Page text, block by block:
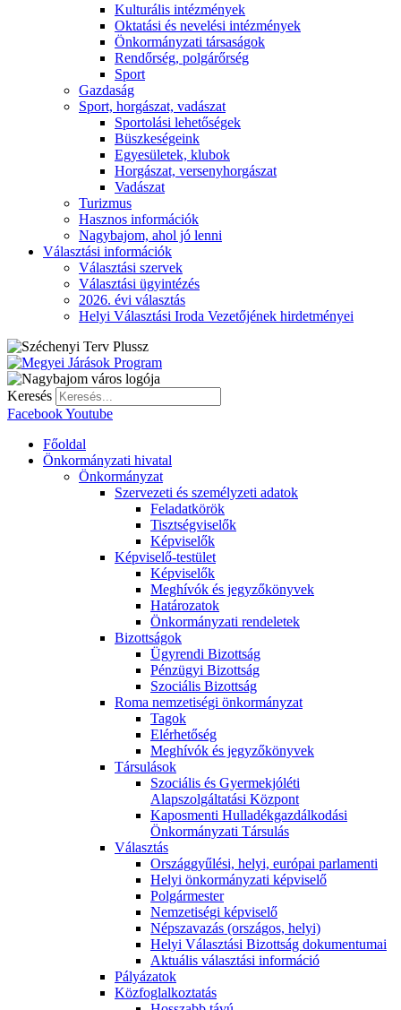
Kulturális intézmények
Oktatási és nevelési intézmények
Önkormányzati társaságok
Rendőrség, polgárőrség
Sport
Gazdaság
Sport, horgászat, vadászat
Sportolási lehetőségek
Büszkeségeink
Egyesületek, klubok
Horgászat, versenyhorgászat
Vadászat
Turizmus
Hasznos információk
Nagybajom, ahol jó lenni
Választási információk
Választási szervek
Választási ügyintézés
2026. évi választás
Helyi Választási Iroda Vezetőjének hirdetményei
Keresés
FacebookYoutube
Főoldal
Önkormányzati hivatal
Önkormányzat
Szervezeti és személyzeti adatok
Feladatkörök
Tisztségviselők
Képviselők
Képviselő-testület
Képviselők
Meghívók és jegyzőkönyvek
Határozatok
Önkormányzati rendeletek
Bizottságok
Ügyrendi Bizottság
Pénzügyi Bizottság
Szociális Bizottság
Roma nemzetiségi önkormányzat
Tagok
Elérhetőség
Meghívók és jegyzőkönyvek
Társulások
Szociális és Gyermekjóléti
Alapszolgáltatási Központ
Kaposmenti Hulladékgazdálkodási
Önkormányzati Társulás
Választás
Országgyűlési, helyi, európai parlamenti
Helyi önkormányzati képviselő
Polgármester
Nemzetiségi képviselő
Népszavazás (országos, helyi)
Helyi Választási Bizottság dokumentumai
Aktuális választási információ
Pályázatok
Közfoglalkoztatás